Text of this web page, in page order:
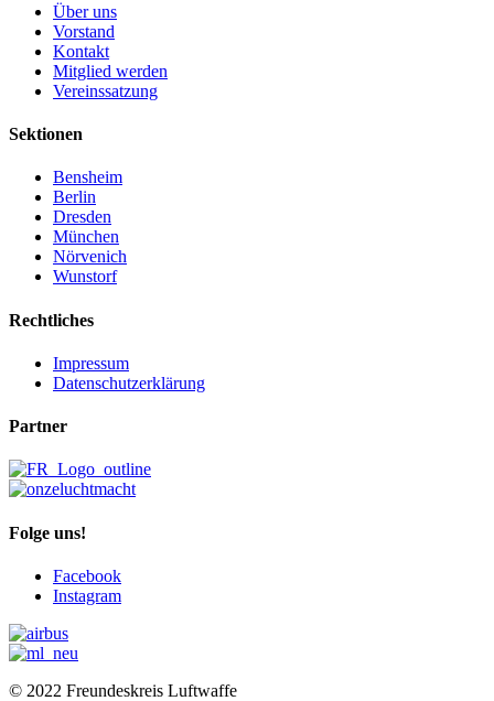
Über uns
Vorstand
Kontakt
Mitglied werden
Vereinssatzung
Sektionen
Bensheim
Berlin
Dresden
München
Nörvenich
Wunstorf
Rechtliches
Impressum
Datenschutzerklärung
Partner
Folge uns!
Facebook
Instagram
© 2022 Freundeskreis Luftwaffe